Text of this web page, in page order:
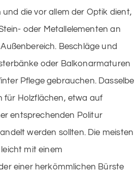
die vor allem der Optik dient,
oder Metallelementen an
Beschläge und
oder Balkonarmaturen
Pflege gebrauchen. Dasselbe
für Holzflächen, etwa auf
entsprechenden Politur
werden sollten. Die meisten
mit einem
einer herkömmlichen Bürste